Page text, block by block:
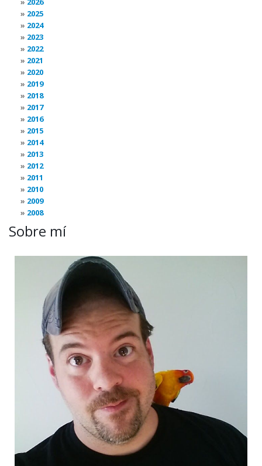
2025
2024
2023
2022
2021
2020
2019
2018
2017
2016
2015
2014
2013
2012
2011
2010
2009
2008
Sobre mí